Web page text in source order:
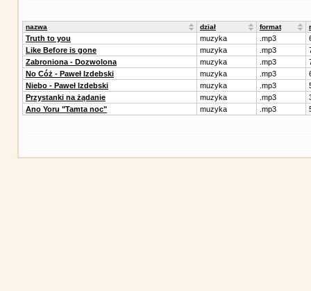
nazwa dział format
Truth to you muzyka .mp3
Like Before is gone
muzyka .mp3
Zabroniona - Dozwolona
muzyka .mp3
No Cóż - Paweł Izdebski
muzyka .mp3
Niebo - Paweł Izdebski
muzyka .mp3
Przystanki na żądanie
muzyka .mp3
Ano Yoru "Tamta noc"
muzyka .mp3